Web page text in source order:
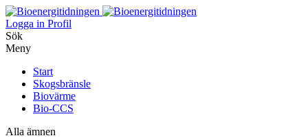
Logga in Profil
Sök
Meny
Start
Skogsbränsle
Biovärme
Bio-CCS
Alla ämnen